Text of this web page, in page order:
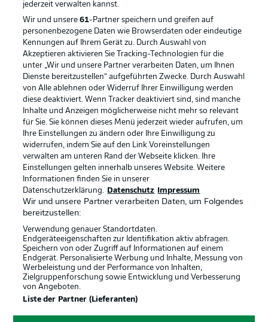
jederzeit verwalten kannst.
Wir und unsere61-Partner speichern und greifen auf
personenbezogene Daten wie Browserdaten oder eindeutige
Kennungen auf Ihrem Gerät zu. Durch Auswahl von
Akzeptieren aktivieren Sie Tracking-Technologien für die
unter „Wir und unsere Partner verarbeiten Daten, um Ihnen
Dienste bereitzustellen“ aufgeführten Zwecke. Durch Auswahl
von Alle ablehnen oder Widerruf Ihrer Einwilligung werden
diese deaktiviert. Wenn Tracker deaktiviert sind, sind manche
Inhalte und Anzeigen möglicherweise nicht mehr so relevant
für Sie. Sie können dieses Menü jederzeit wieder aufrufen, um
Ihre Einstellungen zu ändern oder Ihre Einwilligung zu
widerrufen, indem Sie auf den Link Voreinstellungen
verwalten am unteren Rand der Webseite klicken. Ihre
Einstellungen gelten innerhalb unseres Website. Weitere
Informationen finden Sie in unserer
Datenschutzerklärung.
Datenschutz Impressum
Wir und unsere Partner verarbeiten Daten, um Folgendes
bereitzustellen:
Verwendung genauer Standortdaten.
Endgeräteeigenschaften zur Identifikation aktiv abfragen.
Speichern von oder Zugriff auf Informationen auf einem
Endgerät. Personalisierte Werbung und Inhalte, Messung von
Werbeleistung und der Performance von Inhalten,
Zielgruppenforschung sowie Entwicklung und Verbesserung
von Angeboten.
Liste der Partner (Lieferanten)